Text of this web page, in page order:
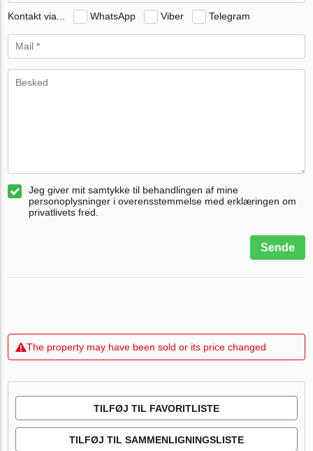
Kontakt via... WhatsApp Viber Telegram
Jeg giver mit samtykke til behandlingen af mine
personoplysninger i overensstemmelse med erklæringen om
privatlivets fred.
Sende
The property may have been sold or its price changed
TILFØJ TIL FAVORITLISTE
TILFØJ TIL SAMMENLIGNINGSLISTE